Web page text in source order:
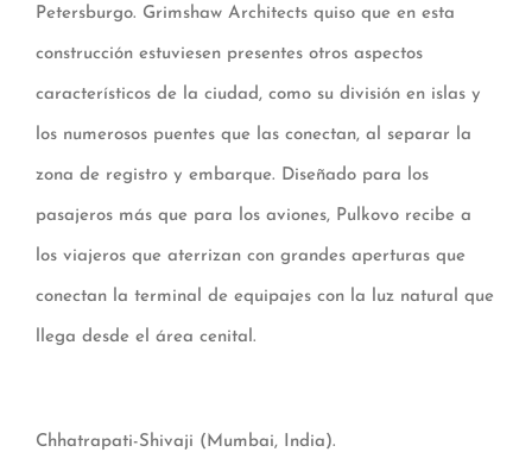
Petersburgo. Grimshaw Architects quiso que en esta
construcción estuviesen presentes otros aspectos
característicos de la ciudad, como su división en islas y
los numerosos puentes que las conectan, al separar la
zona de registro y embarque. Diseñado para los
pasajeros más que para los aviones, Pulkovo recibe a
los viajeros que aterrizan con grandes aperturas que
conectan la terminal de equipajes con la luz natural que
llega desde el área cenital.
Chhatrapati-Shivaji (Mumbai, India).